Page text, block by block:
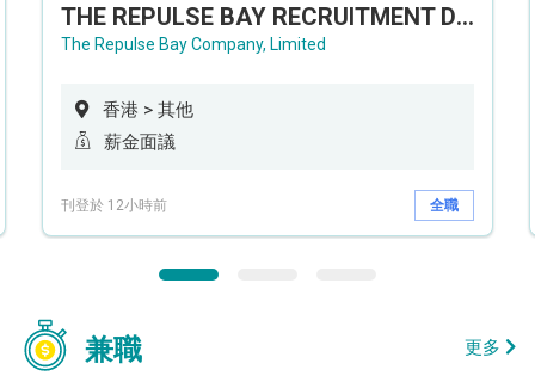
THE REPULSE BAY RECRUITMENT DAY 淺水灣影灣園人才招聘會
The Repulse Bay Company, Limited
香港 > 其他
薪金面議
刊登於 12小時前 全職
兼職 更多